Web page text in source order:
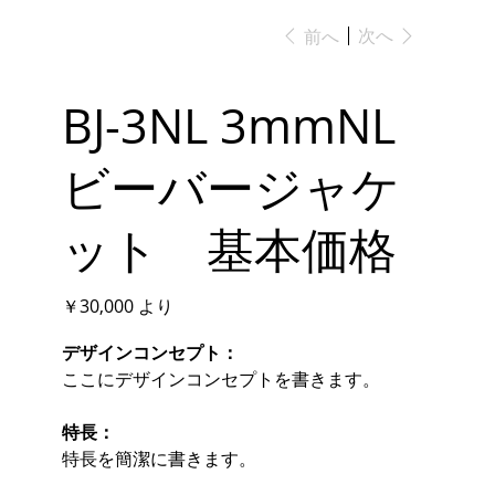
前へ 次へ
BJ-3NL 3mmNL
ビーバージャケ
ット 基本価格
価
格
￥30,000 より
デザインコンセプト：
ここにデザインコンセプトを書きます。
特長：
特長を簡潔に書きます。